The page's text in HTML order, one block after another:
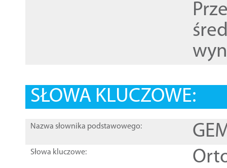
SŁOWA KLUCZOWE:
Nazwa słownika podstawowego:
Słowa kluczowe: